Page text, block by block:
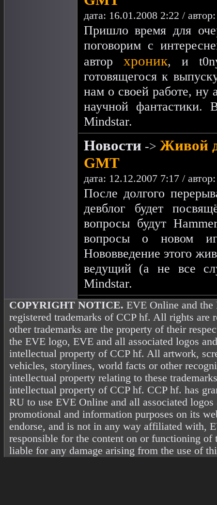
дата: 16.01.2008 2:22 /
Пришло время для
поговорим с
автор хроник, и
готовящегося к
нам о своей работе, ну
научной фантастики.
Mindstar.
Новости -> Живой
GMT
дата: 12.12.2007 7:17 /
После долгого
девблог будет
вопросы будут
вопросы о новом
Нововведение этого
ведущий (а не все
Mindstar.
COPYRIGHT NOTICE. EVE Online and the
registered trademarks of CCP hf. All rights are
other trademarks are the property of their
the EVE logo, EVE and all associated logos
intellectual property of CCP hf. All artwork,
vehicles, storylines, world facts or other
intellectual property relating to these
intellectual property of CCP hf. CCP hf. has
RU to use EVE Online and all associated logos
promotional and information purposes on its
endorse, and is not in any way affiliated with,
responsible for the content on or functioning of
liable for any damage arising from the use of